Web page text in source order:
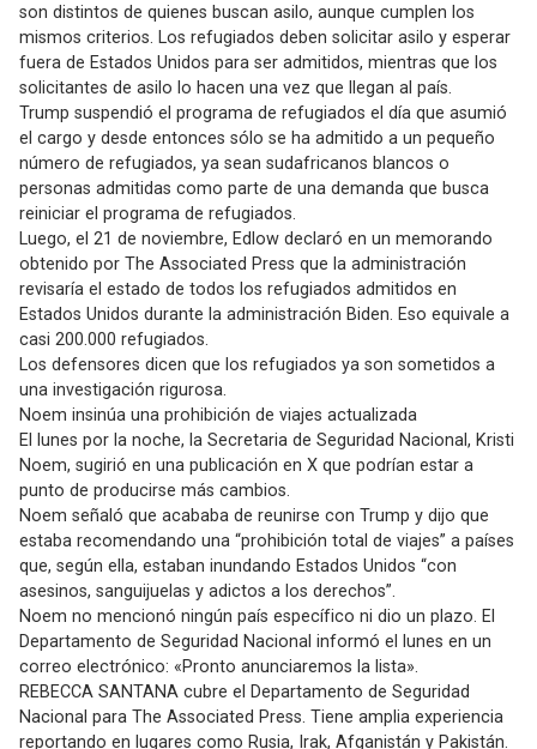
son distintos de quienes buscan asilo, aunque cumplen los
mismos criterios. Los refugiados deben solicitar asilo y esperar
fuera de Estados Unidos para ser admitidos, mientras que los
solicitantes de asilo lo hacen una vez que llegan al país.
Trump suspendió el programa de refugiados el día que asumió
el cargo y desde entonces sólo se ha admitido a un pequeño
número de refugiados, ya sean sudafricanos blancos o
personas admitidas como parte de una demanda que busca
reiniciar el programa de refugiados.
Luego, el 21 de noviembre, Edlow declaró en un memorando
obtenido por The Associated Press que la administración
revisaría el estado de todos los refugiados admitidos en
Estados Unidos durante la administración Biden. Eso equivale a
casi 200.000 refugiados.
Los defensores dicen que los refugiados ya son sometidos a
una investigación rigurosa.
Noem insinúa una prohibición de viajes actualizada
El lunes por la noche, la Secretaria de Seguridad Nacional, Kristi
Noem, sugirió en una publicación en X que podrían estar a
punto de producirse más cambios.
Noem señaló que acababa de reunirse con Trump y dijo que
estaba recomendando una “prohibición total de viajes” a países
que, según ella, estaban inundando Estados Unidos “con
asesinos, sanguijuelas y adictos a los derechos”.
Noem no mencionó ningún país específico ni dio un plazo. El
Departamento de Seguridad Nacional informó el lunes en un
correo electrónico: «Pronto anunciaremos la lista».
REBECCA SANTANA cubre el Departamento de Seguridad
Nacional para The Associated Press. Tiene amplia experiencia
reportando en lugares como Rusia, Irak, Afganistán y Pakistán.